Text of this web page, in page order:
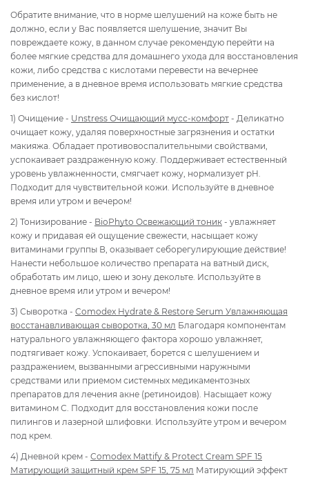
Обратите внимание, что в норме шелушений на коже быть не
должно, если у Вас появляется шелушение, значит Вы
повреждаете кожу, в данном случае рекомендую перейти на
более мягкие средства для домашнего ухода для восстановления
кожи, либо средства с кислотами перевести на вечернее
применение, а в дневное время использовать мягкие средства
без кислот!
1) Очищение - Unstress Очищающий мусс-комфорт - Деликатно
очищает кожу, удаляя поверхностные загрязнения и остатки
макияжа. Обладает противовоспалительными свойствами,
успокаивает раздраженную кожу. Поддерживает естественный
уровень увлажненности, смягчает кожу, нормализует pH.
Подходит для чувствительной кожи. Используйте в дневное
время или утром и вечером!
2) Тонизирование - BioPhyto Освежающий тоник - увлажняет
кожу и придавая ей ощущение свежести, насыщает кожу
витаминами группы В, оказывает себорегулирующие действие!
Нанести небольшое количество препарата на ватный диск,
обработать им лицо, шею и зону декольте. Используйте в
дневное время или утром и вечером!
3) Сыворотка - Comodex Hydrate & Restore Serum Увлажняющая
восстанавливающая сыворотка, 30 мл Благодаря компонентам
натурального увлажняющего фактора хорошо увлажняет,
подтягивает кожу. Успокаивает, борется с шелушением и
раздражением, вызванными агрессивными наружными
средствами или приемом системных медикаментозных
препаратов для лечения акне (ретиноидов). Насыщает кожу
витамином С. Подходит для восстановления кожи после
пилингов и лазерной шлифовки. Используйте утром и вечером
под крем.
4) Дневной крем - Comodex Mattify & Protect Cream SPF 15
Матирующий защитный крем SPF 15, 75 мл Матирующий эффект